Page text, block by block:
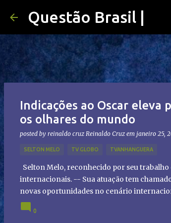
Questão Brasil |
Indicações ao Oscar
os olhares do mundo
posted by reinaldo cruz Reinaldo Cruz em janeiro 25,
SELTON MELO TV GLOBO TVANHANGUERA
Selton Melo, reconhecido por seu
internacionais. -- Sua atuação tem
novas oportunidades no cenário
global!
0